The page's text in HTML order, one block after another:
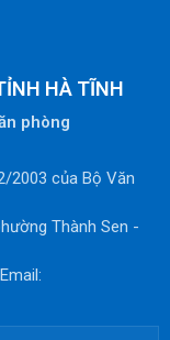
HÀ TĨNH
phòng
2003 của Bộ Văn
Thành Sen -